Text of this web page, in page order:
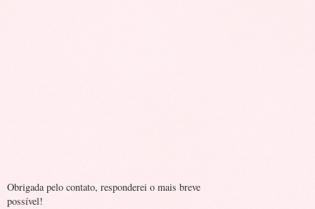
Obrigada pelo contato, responderei o mais breve
possível!